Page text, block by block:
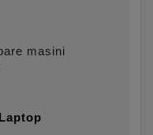
masini